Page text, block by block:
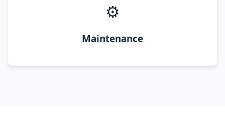
⚙️
Maintenance